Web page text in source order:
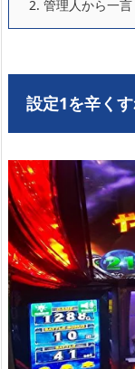
2. 管理人から一言
設定1を辛く